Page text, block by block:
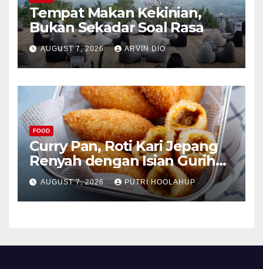
Tempat Makan Kekinian,
Bukan Sekadar Soal Rasa
AUGUST 7, 2026 ARVIN DIO
FOOD
Curry Pan, Roti Kari Jepang
Renyah dengan Isian Gurih
Menggoda
AUGUST 7, 2026 PUTRI HOOLAHUP